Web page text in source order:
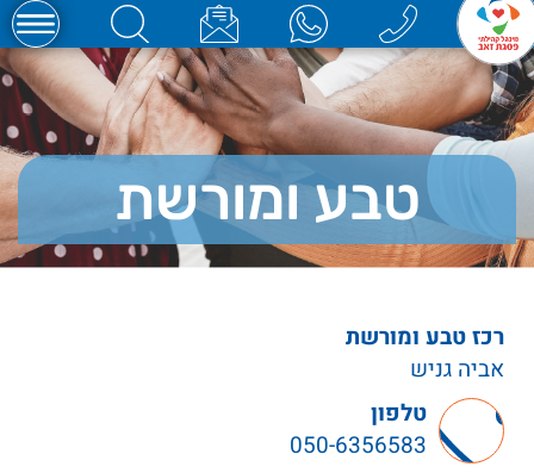
טבע ומורשת
רכז טבע ומורשת
אביה גניש
טלפון
050-6356583